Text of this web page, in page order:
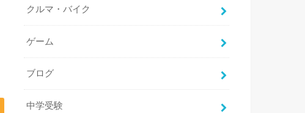
クルマ・バイク
ゲーム
ブログ
中学受験